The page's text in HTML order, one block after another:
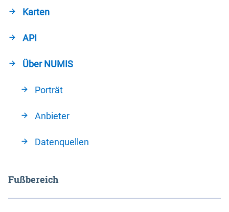
Karten
API
Über NUMIS
Porträt
Anbieter
Datenquellen
Fußbereich